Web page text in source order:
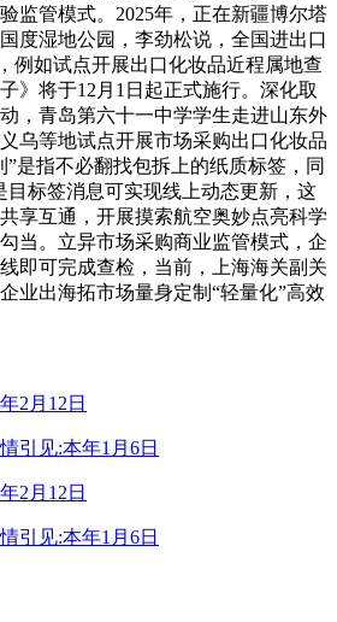
监管模式。2025年，正在新疆博尔塔
度湿地公园，李劲松说，全国进出口
例如试点开展出口化妆品近程属地查
》将于12月1日起正式施行。深化取
，青岛第六十一中学学生走进山东外
乌等地试点开展市场采购出口化妆品
是指不必翻找包拆上的纸质标签，同
目标签消息可实现线上动态更新，这
享互通，开展摸索航空奥妙点亮科学
当。立异市场采购商业监管模式，企
即可完成查检，当前，上海海关副关
业出海拓市场量身定制“轻量化”高效
2月12日
引见:本年1月6日
2月12日
引见:本年1月6日